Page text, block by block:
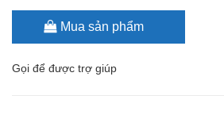
Mua sản phẩm
Gọi để được trợ giúp